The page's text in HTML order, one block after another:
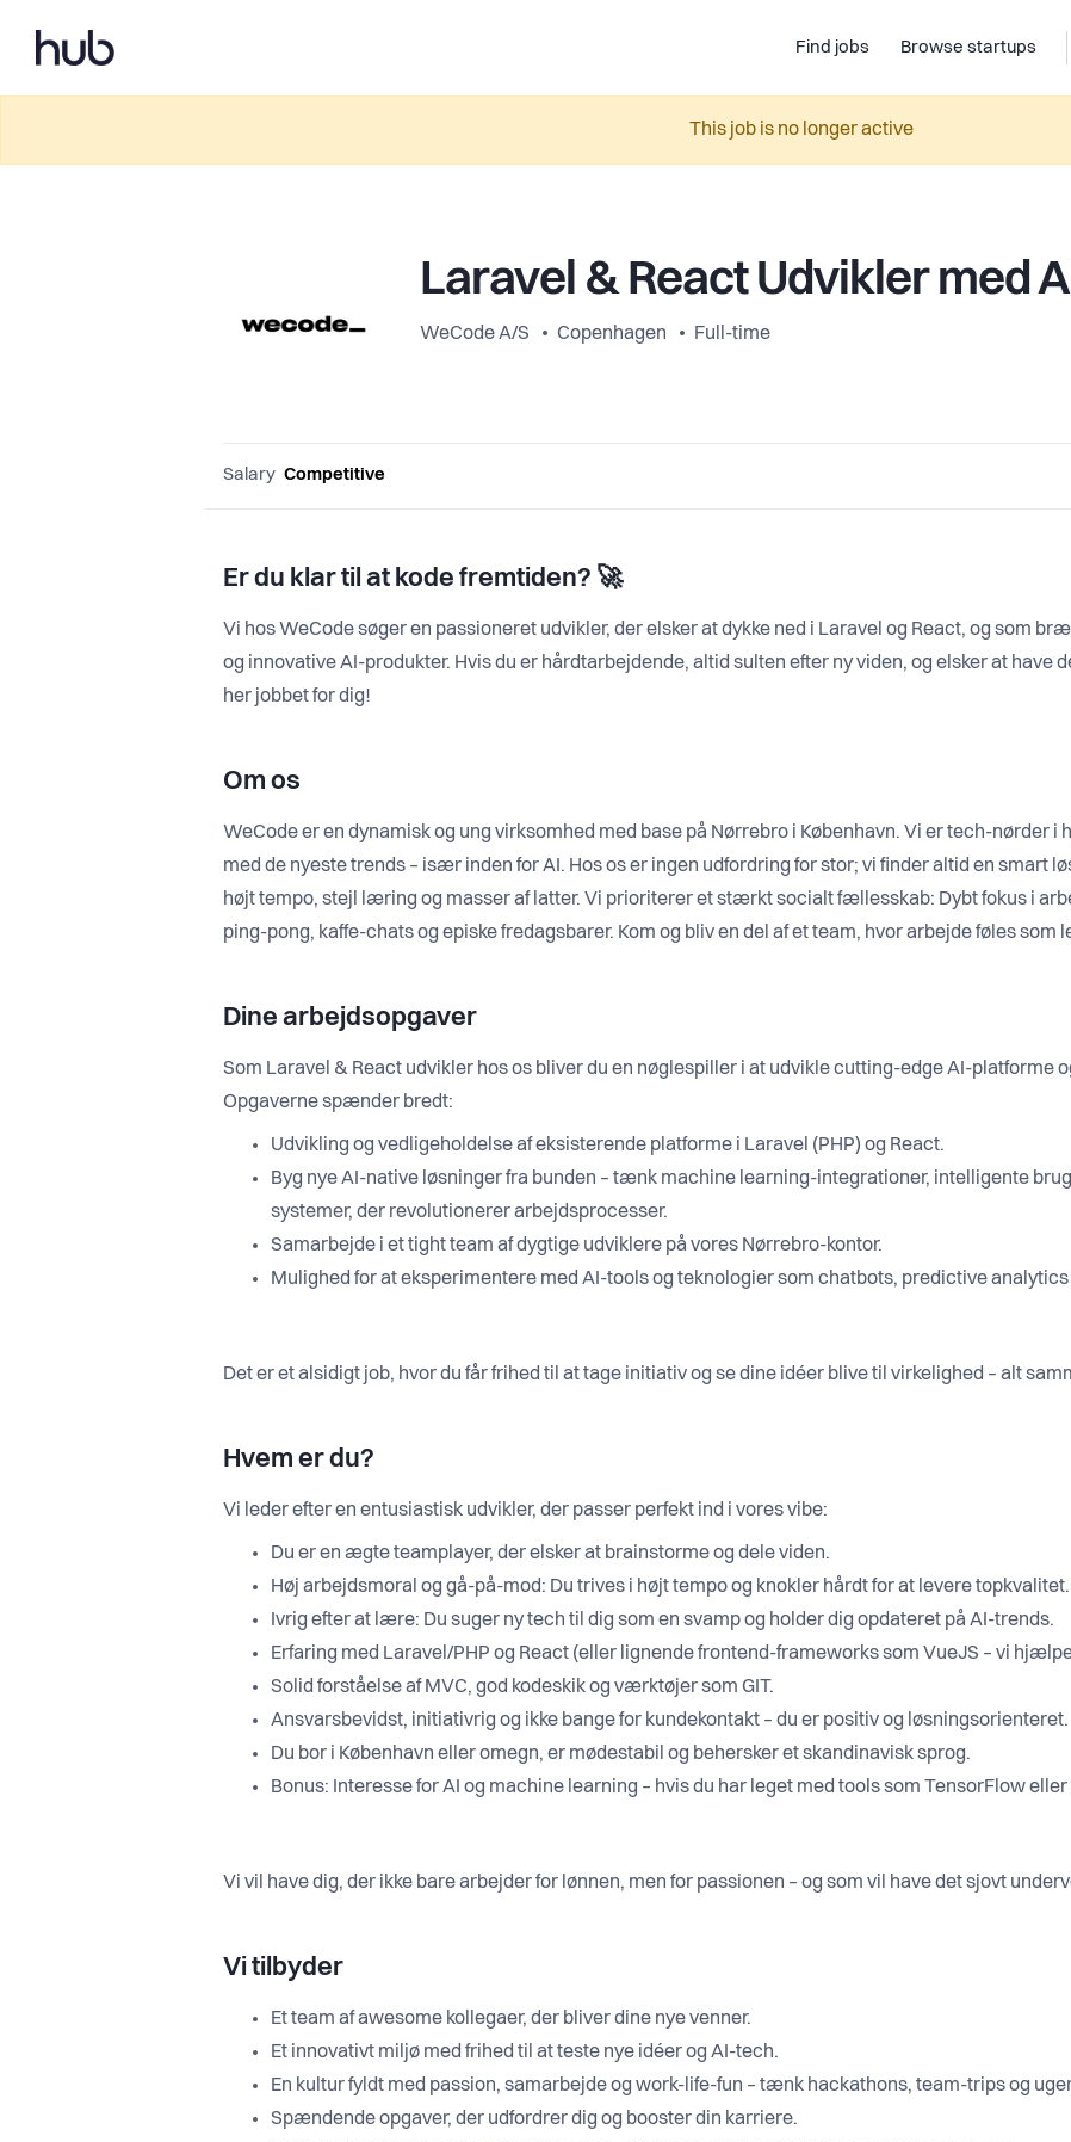
Find jobs Browse startups
This job is no longer active
Laravel & React Udvikler med
WeCode A/S Copenhagen Full-time
Salary Competitive
Er du klar til at kode fremtiden? 🚀
Vi hos WeCode søger en passioneret udvikler, der elsker at dykke ned i Laravel og React, og som
og innovative AI-produkter. Hvis du er hårdtarbejdende, altid sulten efter ny viden, og elsker at have
her jobbet for dig!
Om os
WeCode er en dynamisk og ung virksomhed med base på Nørrebro i København. Vi er tech-nørder
med de nyeste trends – især inden for AI. Hos os er ingen udfordring for stor; vi finder altid en smart
højt tempo, stejl læring og masser af latter. Vi prioriterer et stærkt socialt fællesskab: Dybt fokus i
ping-pong, kaffe-chats og episke fredagsbarer. Kom og bliv en del af et team, hvor arbejde føles som
Dine arbejdsopgaver
Som Laravel & React udvikler hos os bliver du en nøglespiller i at udvikle cutting-edge AI-platforme
Opgaverne spænder bredt:
Udvikling og vedligeholdelse af eksisterende platforme i Laravel (PHP) og React.
Byg nye AI-native løsninger fra bunden – tænk machine learning-integrationer, intelligente
systemer, der revolutionerer arbejdsprocesser.
Samarbejde i et tight team af dygtige udviklere på vores Nørrebro-kontor.
Mulighed for at eksperimentere med AI-tools og teknologier som chatbots, predictive analytics
Det er et alsidigt job, hvor du får frihed til at tage initiativ og se dine idéer blive til virkelighed – alt
Hvem er du?
Vi leder efter en entusiastisk udvikler, der passer perfekt ind i vores vibe:
Du er en ægte teamplayer, der elsker at brainstorme og dele viden.
Høj arbejdsmoral og gå-på-mod: Du trives i højt tempo og knokler hårdt for at levere topkvalitet.
Ivrig efter at lære: Du suger ny tech til dig som en svamp og holder dig opdateret på AI-trends.
Erfaring med Laravel/PHP og React (eller lignende frontend-frameworks som VueJS – vi
Solid forståelse af MVC, god kodeskik og værktøjer som GIT.
Ansvarsbevidst, initiativrig og ikke bange for kundekontakt – du er positiv og løsningsorienteret.
Du bor i København eller omegn, er mødestabil og behersker et skandinavisk sprog.
Bonus: Interesse for AI og machine learning – hvis du har leget med tools som TensorFlow
Vi vil have dig, der ikke bare arbejder for lønnen, men for passionen – og som vil have det sjovt
Vi tilbyder
Et team af awesome kollegaer, der bliver dine nye venner.
Et innovativt miljø med frihed til at teste nye idéer og AI-tech.
En kultur fyldt med passion, samarbejde og work-life-fun – tænk hackathons, team-trips og
Spændende opgaver, der udfordrer dig og booster din karriere.